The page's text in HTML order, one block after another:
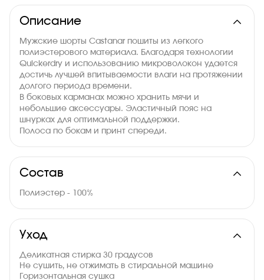
Описание
Мужские шорты Castanar пошиты из легкого
полиэстерового материала. Благодаря технологии
Quickerdry и использованию микроволокон удается
достичь лучшей впитываемости влаги на протяжении
долгого периода времени.
В боковых карманах можно хранить мячи и
небольшие аксессуары. Эластичный пояс на
шнурках для оптимальной поддержки.
Полоса по бокам и принт спереди.
Состав
Полиэстер - 100%
Уход
Деликатная стирка 30 градусов
Не сушить, не отжимать в стиральной машине
Горизонтальная сушка